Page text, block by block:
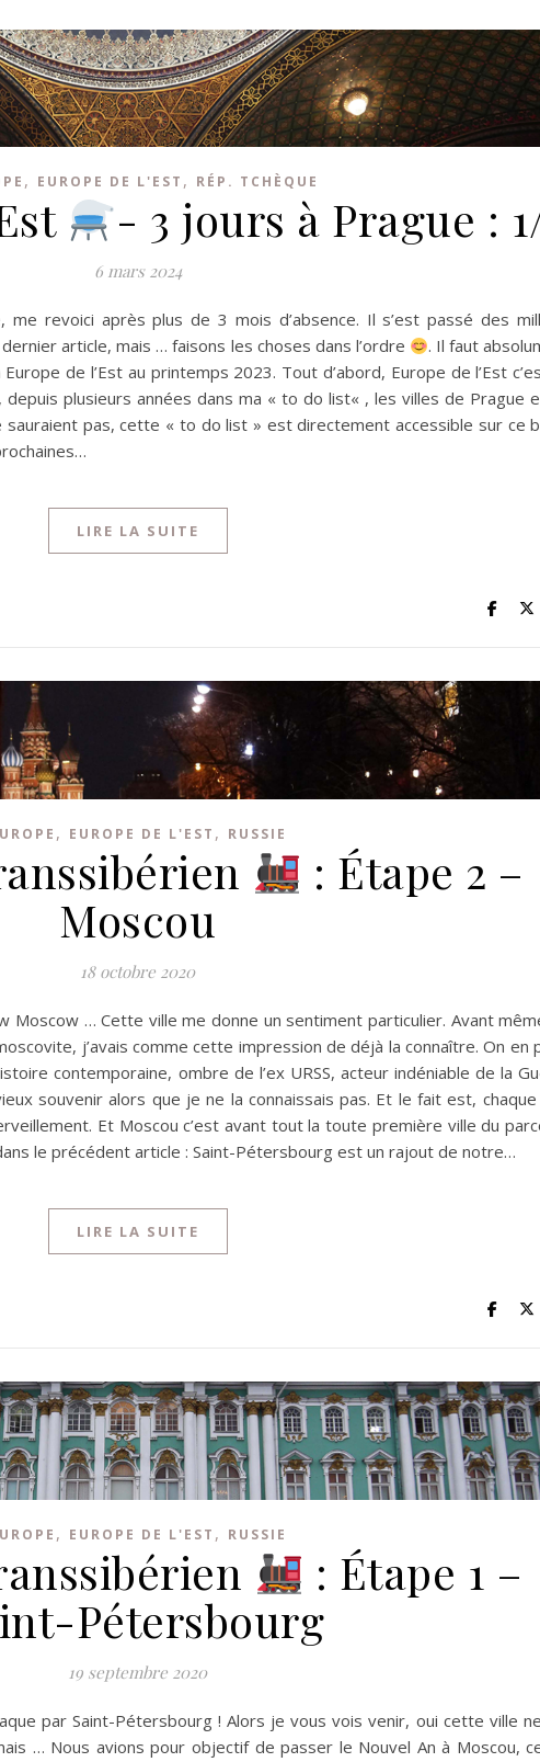
, EUROPE DE L'EST , RÉP. TCHÈQUE
- 3 jours à Prague :
6 mars 2024
me revoici après plus de 3 mois d’absence. Il s’est passé des
article, mais … faisons les choses dans l’ordre
. Il faut
de l’Est au printemps 2023. Tout d’abord, Europe de l’Est
depuis plusieurs années dans ma « to do list« , les villes de Prague
sauraient pas, cette « to do list » est directement accessible sur ce
LIRE LA SUITE
, EUROPE DE L'EST , RUSSIE
: Étape 2 –
Moscou
18 octobre 2020
Moscow … Cette ville me donne un sentiment particulier. Avant
j’avais comme cette impression de déjà la connaître. On en
contemporaine, ombre de l’ex URSS, acteur indéniable de la
souvenir alors que je ne la connaissais pas. Et le fait est,
Et Moscou c’est avant tout la toute première ville du
le précédent article : Saint-Pétersbourg est un rajout de notre…
LIRE LA SUITE
, EUROPE DE L'EST , RUSSIE
: Étape 1 –
Pétersbourg
19 septembre 2020
par Saint-Pétersbourg ! Alors je vous vois venir, oui cette ville
… Nous avions pour objectif de passer le Nouvel An à Moscou,